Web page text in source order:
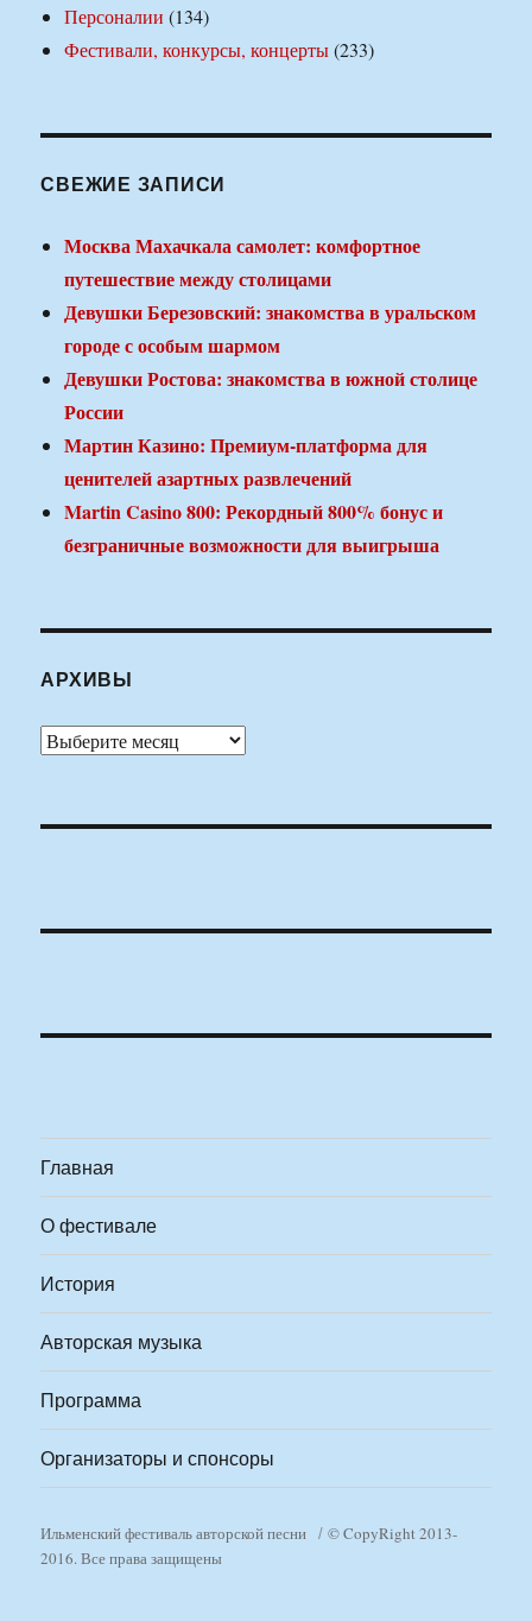
Персоналии (134)
Фестивали, конкурсы, концерты(233)
СВЕЖИЕ ЗАПИСИ
Москва Махачкала самолет: комфортное
путешествие между столицами
Девушки Березовский: знакомства в уральском
городе с особым шармом
Девушки Ростова: знакомства в южной столице
России
Мартин Казино: Премиум-платформа для
ценителей азартных развлечений
Martin Casino 800: Рекордный 800% бонус и
безграничные возможности для выигрыша
АРХИВЫ
Архивы
Главная
О фестивале
История
Авторская музыка
Программа
Организаторы и спонсоры
Ильменский фестиваль авторской песни
© CopyRight 2013-
2016. Все права защищены